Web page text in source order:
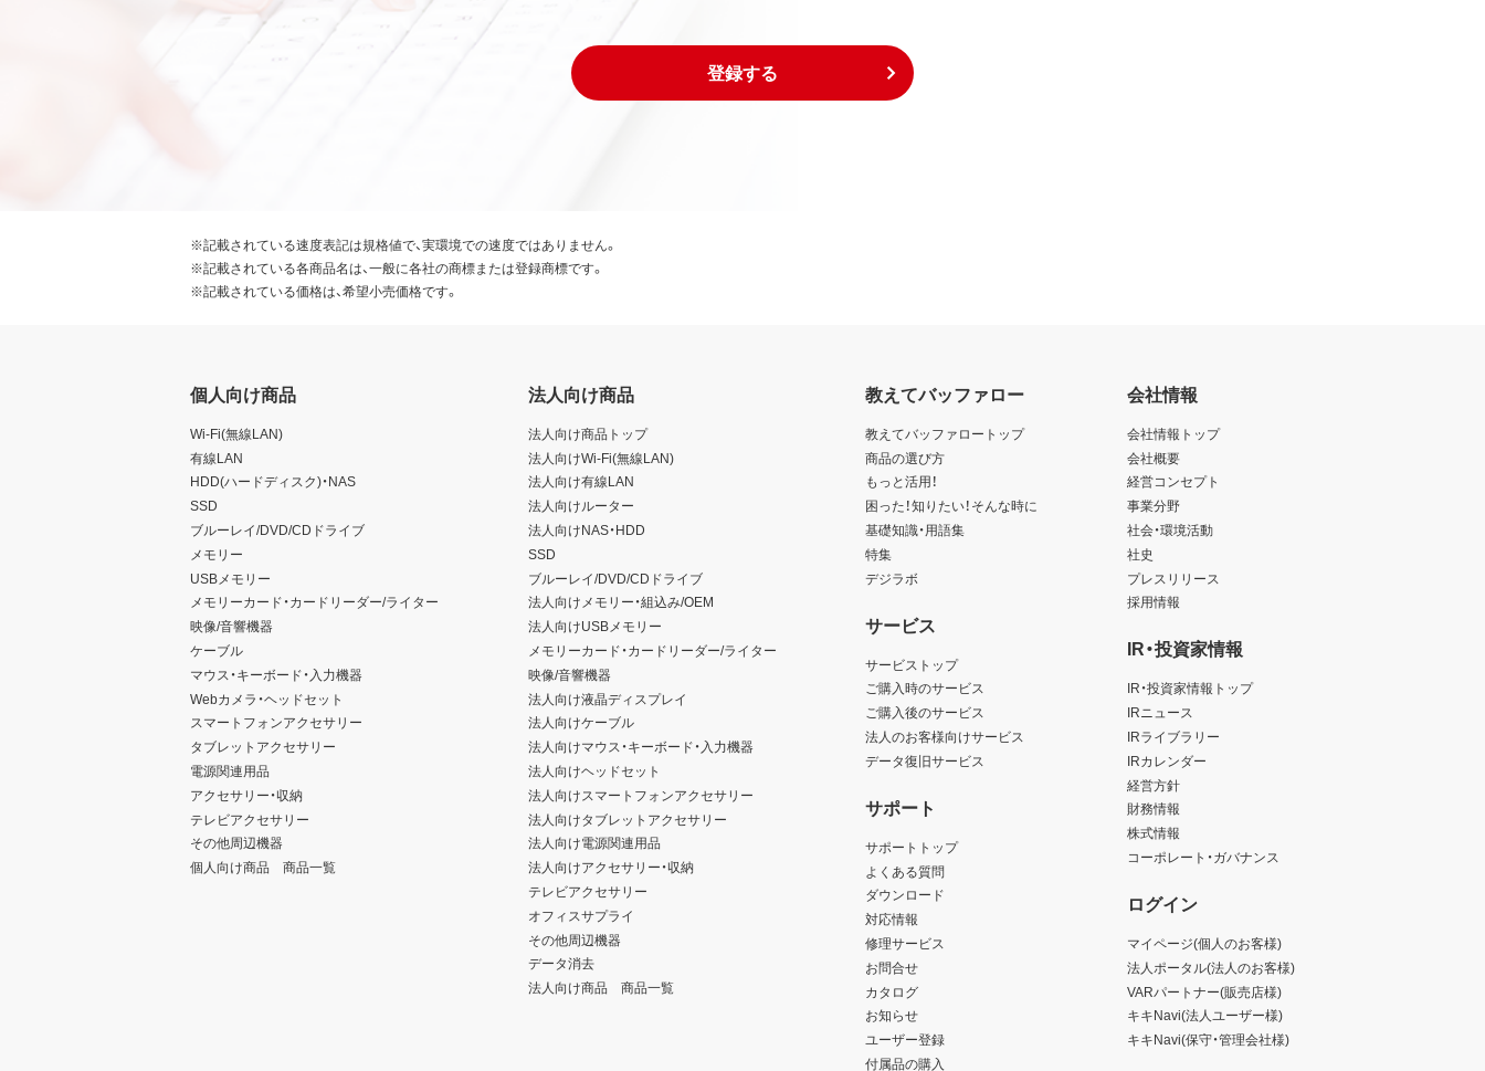
登録する
※記載されている速度表記は規格値で、実環境での速度ではありません。
※記載されている各商品名は、一般に各社の商標または登録商標です。
※記載されている価格は、希望小売価格です。
個人向け商品
Wi-Fi(無線LAN)
有線LAN
HDD(ハードディスク)・NAS
SSD
ブルーレイ/DVD/CDドライブ
メモリー
USBメモリー
メモリーカード・カードリーダー/ライター
映像/音響機器
ケーブル
マウス・キーボード・入力機器
Webカメラ・ヘッドセット
スマートフォンアクセサリー
タブレットアクセサリー
電源関連用品
アクセサリー・収納
テレビアクセサリー
その他周辺機器
個人向け商品 商品一覧
法人向け商品
法人向け商品トップ
法人向けWi-Fi(無線LAN)
法人向け有線LAN
法人向けルーター
法人向けNAS・HDD
SSD
ブルーレイ/DVD/CDドライブ
法人向けメモリー・組込み/OEM
法人向けUSBメモリー
メモリーカード・カードリーダー/ライター
映像/音響機器
法人向け液晶ディスプレイ
法人向けケーブル
法人向けマウス・キーボード・入力機器
法人向けヘッドセット
法人向けスマートフォンアクセサリー
法人向けタブレットアクセサリー
法人向け電源関連用品
法人向けアクセサリー・収納
テレビアクセサリー
オフィスサプライ
その他周辺機器
データ消去
法人向け商品 商品一覧
教えてバッファロー
教えてバッファロートップ
商品の選び方
もっと活用！
困った！知りたい！そんな時に
基礎知識・用語集
特集
デジラボ
サービス
サービストップ
ご購入時のサービス
ご購入後のサービス
法人のお客様向けサービス
データ復旧サービス
サポート
サポートトップ
よくある質問
ダウンロード
対応情報
修理サービス
お問合せ
カタログ
お知らせ
ユーザー登録
付属品の購入
会社情報
会社情報トップ
会社概要
経営コンセプト
事業分野
社会・環境活動
社史
プレスリリース
採用情報
IR・投資家情報
IR・投資家情報トップ
IRニュース
IRライブラリー
IRカレンダー
経営方針
財務情報
株式情報
コーポレート・ガバナンス
ログイン
マイページ(個人のお客様)
法人ポータル(法人のお客様)
VARパートナー(販売店様)
キキNavi(法人ユーザー様)
キキNavi(保守・管理会社様)